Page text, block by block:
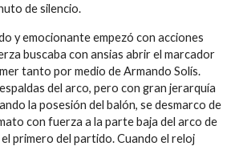
de silencio.
y emocionante empezó con acciones
buscaba con ansias abrir el marcador
tanto por medio de Armando Solís.
del arco, pero con gran jerarquía
la posesión del balón, se desmarco de
con fuerza a la parte baja del arco de
primero del partido. Cuando el reloj